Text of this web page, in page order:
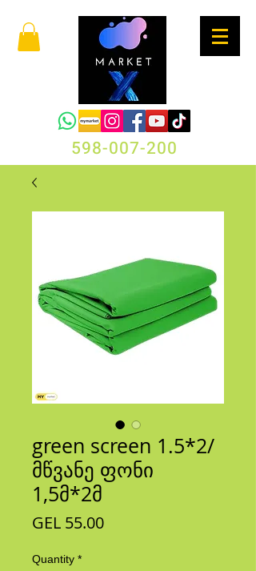
598-007-200
green screen 1.5*2/
მწვანე ფონი
1,5მ*2მ
GEL 55.00Price
Quantity *